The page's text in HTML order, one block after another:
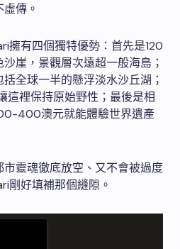
傳。
擁有四個獨特優勢：首先是120
崖，景觀層次遠超一般海島；
全球一半的懸浮淡水沙丘湖；
這裡保持原始野性；最後是相
400澳元就能體驗世界遺產
靈魂徹底放空、又不會被過度
剛好填補那個縫隙。